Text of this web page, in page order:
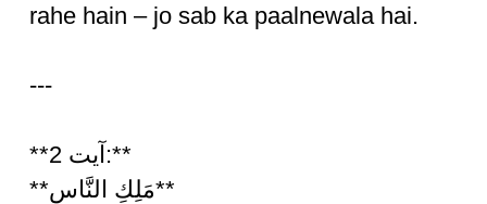
rahe hain – jo sab ka paalnewala hai.
---
**آیت 2:**
**مَلِكِ النَّاسِ**